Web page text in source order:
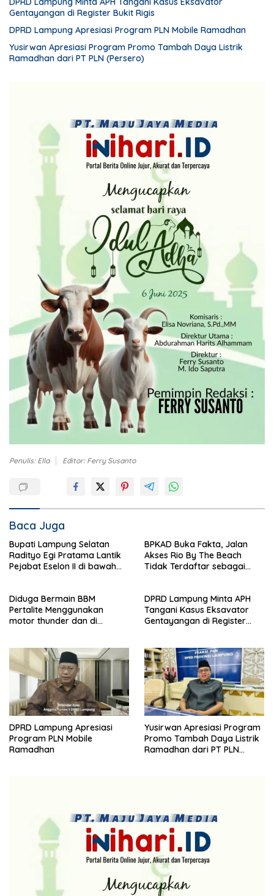
Gentayangan di Register Bukit Rigis
DPRD Lampung Apresiasi Program PLN Mobile Ramadhan
Yusirwan Apresiasi Program Promo Tambah Daya Listrik
Ramadhan dari PT PLN (Persero)
Penulis: Ella Editor: Ferry Susanto
Baca Juga
Bupati Lampung Selatan
Radityo Egi Pratama Lantik
Pejabat Eselon II di bawah
BPKAD Buka Fakta, Jalan
Akses Rio By The Beach
Tidak Terdaftar sebagai
Diduga Bermain BBM
Pertalite Menggunakan
motor thunder dan di
DPRD Lampung Minta APH
Tangani Kasus Eksavator
Gentayangan di Register
DPRD Lampung Apresiasi
Program PLN Mobile
Ramadhan
Yusirwan Apresiasi Program
Promo Tambah Daya Listrik
Ramadhan dari PT PLN